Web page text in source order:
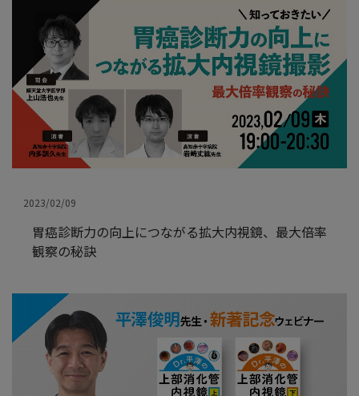
2023/02/09
胃癌診断力の向上につながる拡大内視鏡、最大倍率
観察の秘訣